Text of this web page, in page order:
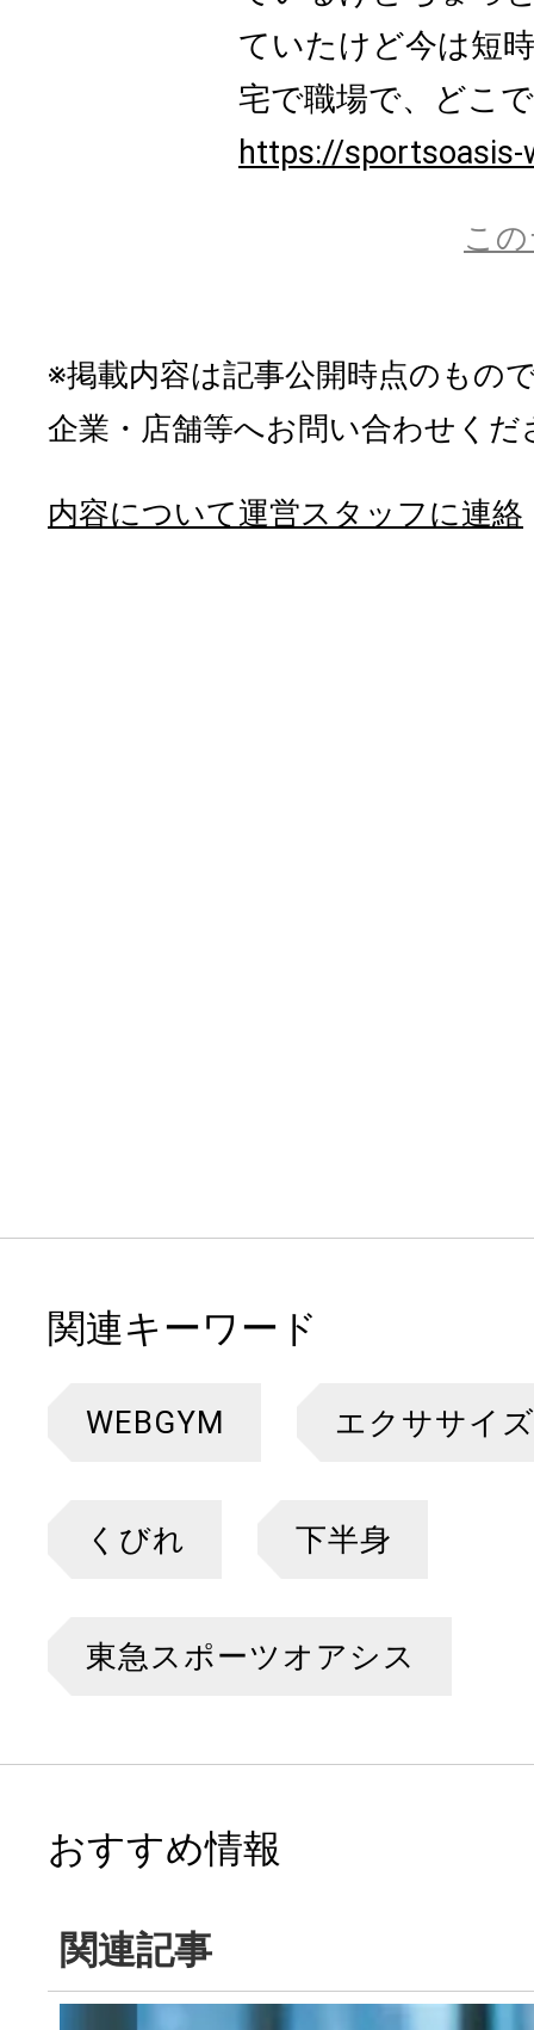
ていたけど今は短
宅で職場で、どこ
https://sportsoasis-
こ
※掲載内容は記事公開時点のもの
企業・店舗等へお問い合わせくだ
内容について運営スタッフに連絡
関連キーワード
WEBGYM エクササイズ
くびれ 下半身
東急スポーツオアシス
おすすめ情報
関連記事